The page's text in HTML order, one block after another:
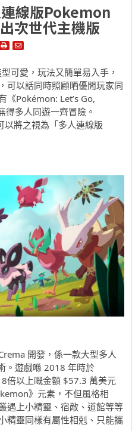
連線版Pokemon
次世代主機版
可愛，玩法又簡單易入手，
可以話同時照顧晒優閒玩家同
《Pokémon: Let’s Go,
得多人同遊一齊冒險。
以將之視為「多人連線版
開發，係一款大型多人
。遊戲喺 2018 年時於
倍以上嘅金額 $57.3 萬美元
》元素，不但風格相
遇上小精靈、宿敵、道館等等
精靈同樣有屬性相剋、只能攜